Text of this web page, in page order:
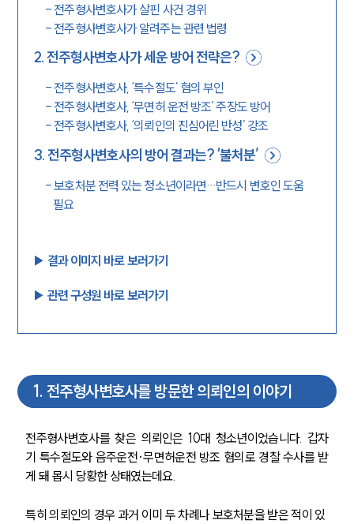
- 전주형사변호사가 살핀 사건 경위
- 전주형사변호사가 알려주는 관련 법령
2.전주형사변호사가 세운 방어 전략은?
- 전주형사변호사, ‘특수절도’ 혐의 부인
- 전주형사변호사, ‘무면허 운전 방조’ 주장도 방어
- 전주형사변호사, ‘의뢰인의 진심어린 반성’ 강조
3.전주형사변호사의 방어 결과는? ‘불처분’
-보호처분 전력 있는 청소년이라면…반드시 변호인 도움
필요
▶︎ 결과 이미지 바로 보러가기
▶︎ 관련 구성원 바로 보러가기
1. 전주형사변호사를 방문한 의뢰인의 이야기
전주형사변호사를 찾은 의뢰인은 10대 청소년이었습니다. 갑자
기 특수절도와 음주운전·무면허운전 방조 혐의로 경찰 수사를 받
게 돼 몹시 당황한 상태였는데요.
특히 의뢰인의 경우 과거 이미 두 차례나 보호처분을 받은 적이 있